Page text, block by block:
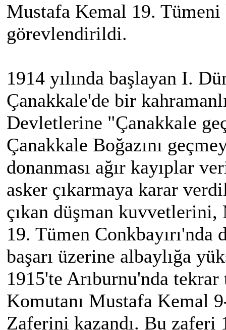
Mustafa Kemal 19.
görevlendirildi.
1914 yılında başlayan I.
Çanakkale'de bir
Devletlerine "Çanakkale
Çanakkale Boğazını
donanması ağır kayıplar
asker çıkarmaya karar
çıkan düşman
19. Tümen
başarı üzerine albaylığa
1915'te Arıburnu'nda
Komutanı Mustafa Kemal
Zaferini kazandı. Bu zaferi